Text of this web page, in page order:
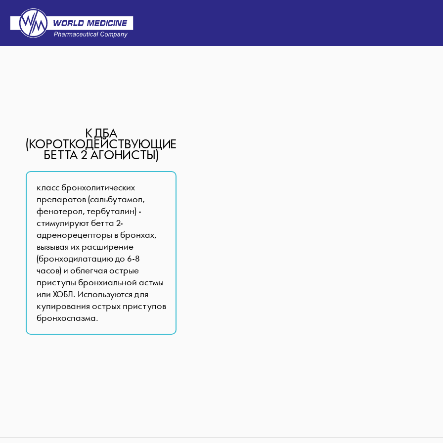
КДБА
(КОРОТКОДЕЙСТВУЮЩИЕ
БЕТТА 2 АГОНИСТЫ)
класс бронхолитических
препаратов (сальбутамол,
фенотерол, тербуталин) -
стимулируют бетта 2-
адренорецепторы в бронхах,
вызывая их расширение
(бронходилатацию до 6-8
часов) и облегчая острые
приступы бронхиальной астмы
или ХОБЛ. Используются для
купирования острых приступов
бронхоспазма.